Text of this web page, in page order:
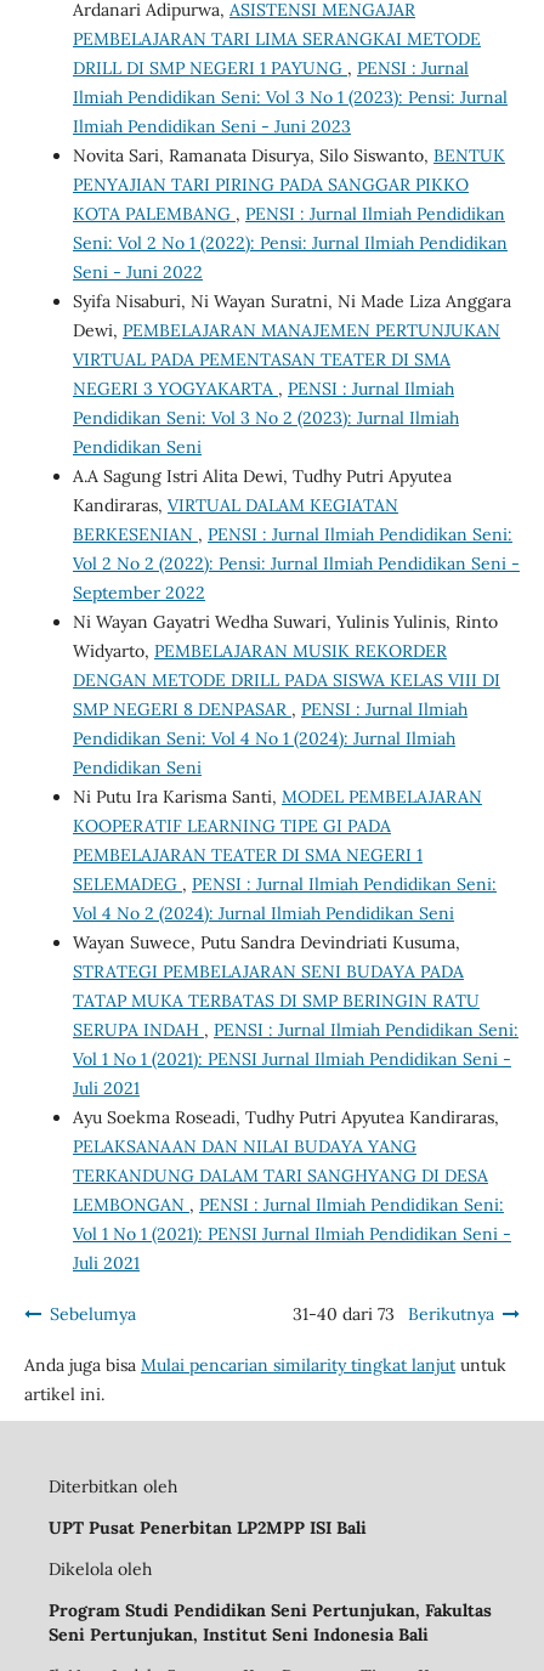
Ardanari Adipurwa, ASISTENSI MENGAJAR
PEMBELAJARAN TARI LIMA SERANGKAI METODE
DRILL DI SMP NEGERI 1 PAYUNG , PENSI : Jurnal
Ilmiah Pendidikan Seni: Vol 3 No 1 (2023): Pensi: Jurnal
Ilmiah Pendidikan Seni - Juni 2023
Novita Sari, Ramanata Disurya, Silo Siswanto, BENTUK
PENYAJIAN TARI PIRING PADA SANGGAR PIKKO
KOTA PALEMBANG , PENSI : Jurnal Ilmiah Pendidikan
Seni: Vol 2 No 1 (2022): Pensi: Jurnal Ilmiah Pendidikan
Seni - Juni 2022
Syifa Nisaburi, Ni Wayan Suratni, Ni Made Liza Anggara
Dewi, PEMBELAJARAN MANAJEMEN PERTUNJUKAN
VIRTUAL PADA PEMENTASAN TEATER DI SMA
NEGERI 3 YOGYAKARTA , PENSI : Jurnal Ilmiah
Pendidikan Seni: Vol 3 No 2 (2023): Jurnal Ilmiah
Pendidikan Seni
A.A Sagung Istri Alita Dewi, Tudhy Putri Apyutea
Kandiraras, VIRTUAL DALAM KEGIATAN
BERKESENIAN , PENSI : Jurnal Ilmiah Pendidikan Seni:
Vol 2 No 2 (2022): Pensi: Jurnal Ilmiah Pendidikan Seni -
September 2022
Ni Wayan Gayatri Wedha Suwari, Yulinis Yulinis, Rinto
Widyarto, PEMBELAJARAN MUSIK REKORDER
DENGAN METODE DRILL PADA SISWA KELAS VIII DI
SMP NEGERI 8 DENPASAR , PENSI : Jurnal Ilmiah
Pendidikan Seni: Vol 4 No 1 (2024): Jurnal Ilmiah
Pendidikan Seni
Ni Putu Ira Karisma Santi, MODEL PEMBELAJARAN
KOOPERATIF LEARNING TIPE GI PADA
PEMBELAJARAN TEATER DI SMA NEGERI 1
SELEMADEG , PENSI : Jurnal Ilmiah Pendidikan Seni:
Vol 4 No 2 (2024): Jurnal Ilmiah Pendidikan Seni
Wayan Suwece, Putu Sandra Devindriati Kusuma,
STRATEGI PEMBELAJARAN SENI BUDAYA PADA
TATAP MUKA TERBATAS DI SMP BERINGIN RATU
SERUPA INDAH , PENSI : Jurnal Ilmiah Pendidikan Seni:
Vol 1 No 1 (2021): PENSI Jurnal Ilmiah Pendidikan Seni -
Juli 2021
Ayu Soekma Roseadi, Tudhy Putri Apyutea Kandiraras,
PELAKSANAAN DAN NILAI BUDAYA YANG
TERKANDUNG DALAM TARI SANGHYANG DI DESA
LEMBONGAN , PENSI : Jurnal Ilmiah Pendidikan Seni:
Vol 1 No 1 (2021): PENSI Jurnal Ilmiah Pendidikan Seni -
Juli 2021
Sebelumya 31-40 dari 73 Berikutnya
Anda juga bisa Mulai pencarian similarity tingkat lanjutuntuk
artikel ini.
Diterbitkan oleh
UPT Pusat Penerbitan LP2MPP ISI Bali
Dikelola oleh
Program Studi Pendidikan Seni Pertunjukan, Fakultas
Seni Pertunjukan, Institut Seni Indonesia Bali